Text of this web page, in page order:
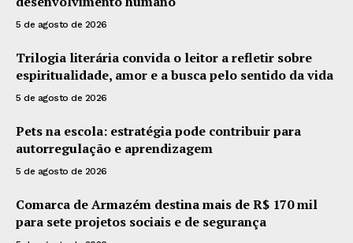
5 de agosto de 2026
Trilogia literária convida o leitor a refletir sobre
espiritualidade, amor e a busca pelo sentido da vida
5 de agosto de 2026
Pets na escola: estratégia pode contribuir para
autorregulação e aprendizagem
5 de agosto de 2026
Comarca de Armazém destina mais de R$ 170 mil
para sete projetos sociais e de segurança